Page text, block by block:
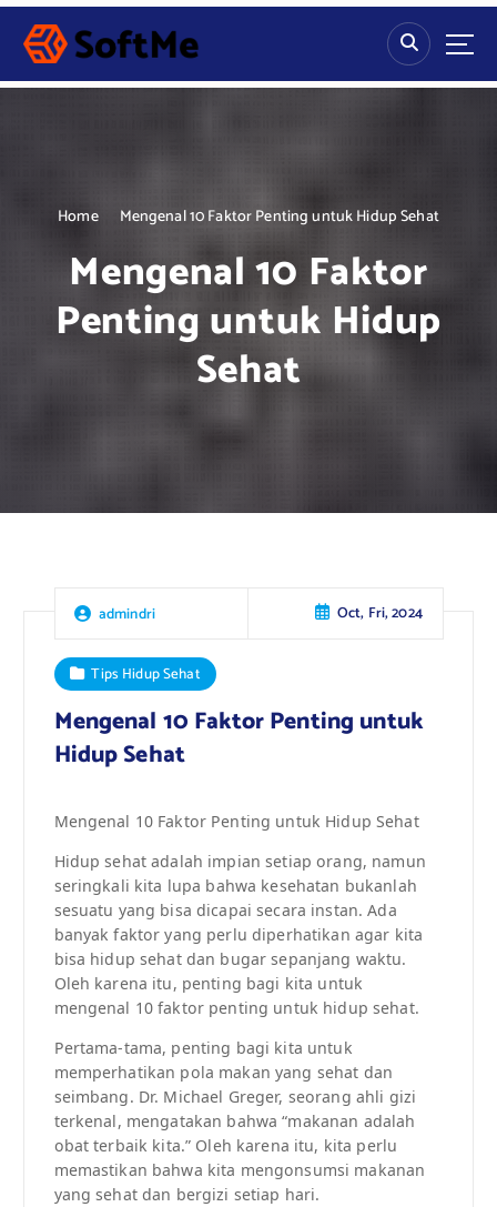
S
p
Home Mengenal 10 Faktor Penting untuk Hidup Sehat
Mengenal 10 Faktor
Penting untuk Hidup
Sehat
admindri Oct, Fri, 2024
Tips Hidup Sehat
Mengenal 10 Faktor Penting untuk
Hidup Sehat
Mengenal 10 Faktor Penting untuk Hidup Sehat
Hidup sehat adalah impian setiap orang, namun
seringkali kita lupa bahwa kesehatan bukanlah
sesuatu yang bisa dicapai secara instan. Ada
banyak faktor yang perlu diperhatikan agar kita
bisa hidup sehat dan bugar sepanjang waktu.
Oleh karena itu, penting bagi kita untuk
mengenal 10 faktor penting untuk hidup sehat.
Pertama-tama, penting bagi kita untuk
memperhatikan pola makan yang sehat dan
seimbang. Dr. Michael Greger, seorang ahli gizi
terkenal, mengatakan bahwa “makanan adalah
obat terbaik kita.” Oleh karena itu, kita perlu
memastikan bahwa kita mengonsumsi makanan
yang sehat dan bergizi setiap hari.